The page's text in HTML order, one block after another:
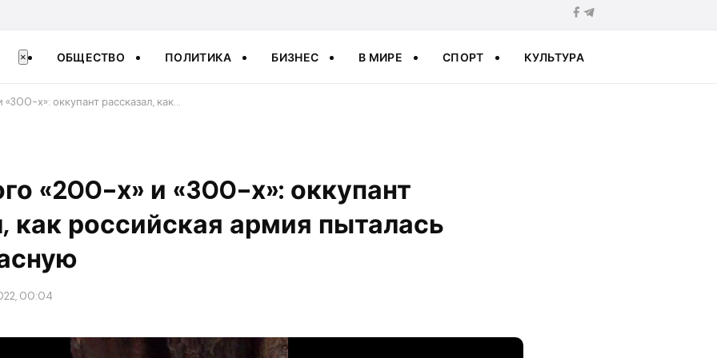
× ОБЩЕСТВО ПОЛИТИКА БИЗНЕС В МИРЕ СПОРТ КУЛЬТУРА
х»: оккупант рассказал, как…
«200-х» и «300-х»: оккупант
как российская армия пыталась
00:04